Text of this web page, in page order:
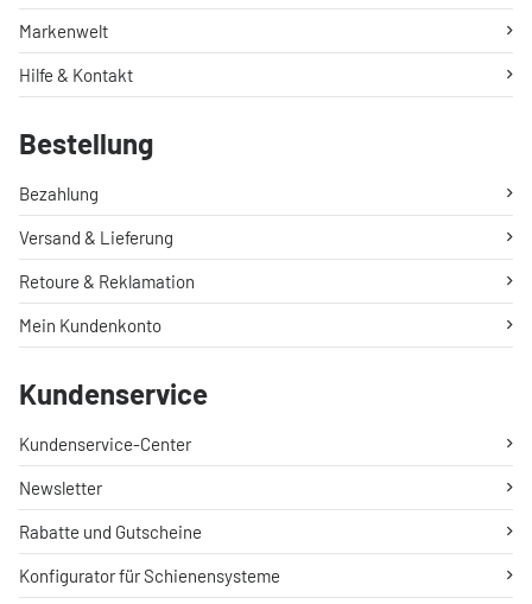
Markenwelt
Hilfe & Kontakt
Bestellung
Bezahlung
Versand & Lieferung
Retoure & Reklamation
Mein Kundenkonto
Kundenservice
Kundenservice-Center
Newsletter
Rabatte und Gutscheine
Konfigurator für Schienensysteme